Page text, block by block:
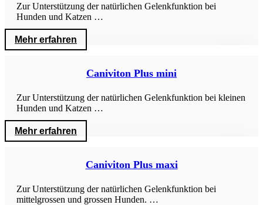
Zur Unterstützung der natürlichen Gelenkfunktion bei
Hunden und Katzen …
Mehr erfahren
Caniviton Plus mini
Zur Unterstützung der natürlichen Gelenkfunktion bei kleinen
Hunden und Katzen …
Mehr erfahren
Caniviton Plus maxi
Zur Unterstützung der natürlichen Gelenkfunktion bei
mittelgrossen und grossen Hunden. …